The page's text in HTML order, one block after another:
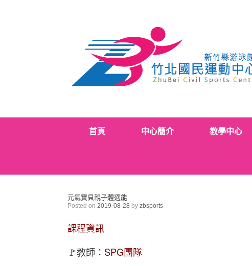
首頁 中心簡介 教學中心
元氣寶貝親子體適能
Posted on 2019-08-28 by zbsports
課程資訊
🚩教師： SPG團隊